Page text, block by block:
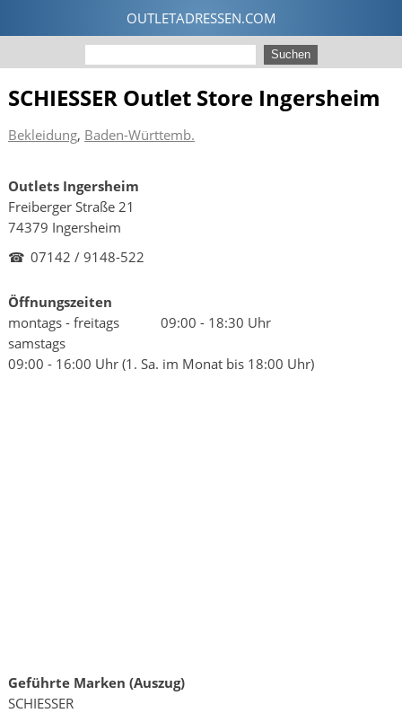
SCHIESSER Outlet Store Ingersheim
Bekleidung, Baden-Württemb.
Outlets Ingersheim
Freiberger Straße 21
74379 Ingersheim
☎ 07142 / 9148-522
Öffnungszeiten
montags - freitags
09:00 - 18:30 Uhr
samstags
09:00 - 16:00 Uhr (1. Sa. im Monat bis 18:00 Uhr)
Geführte Marken (Auszug)
SCHIESSER